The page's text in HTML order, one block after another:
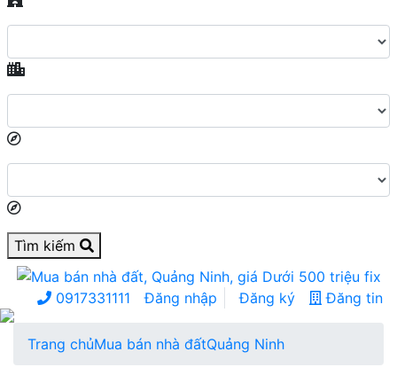
Tìm kiếm
0917331111 Đăng nhập Đăng ký Đăng tin
Trang chủMua bán nhà đấtQuảng Ninh